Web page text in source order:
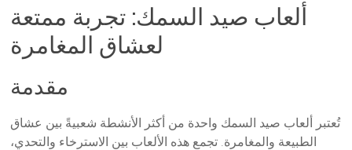
ألعاب صيد السمك: تجربة ممتعة
لعشاق المغامرة
مقدمة
تُعتبر ألعاب صيد السمك واحدة من أكثر الأنشطة شعبيةً بين عشاق
الطبيعة والمغامرة. تجمع هذه الألعاب بين الاسترخاء والتحدي،